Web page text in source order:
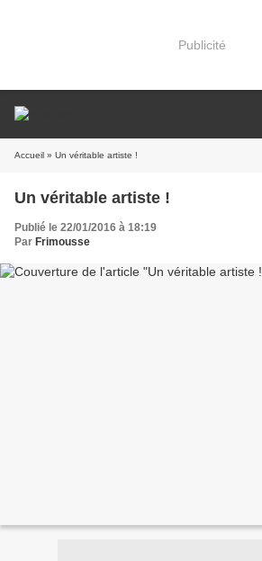
Publicité
Accueil » Un véritable artiste !
Un véritable artiste !
Publié le 22/01/2016 à 18:19
Par Frimousse